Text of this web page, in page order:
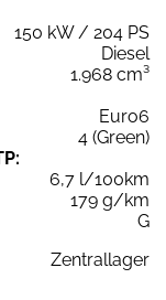
150 kW / 204 PS
Diesel
1.968 cm³
Euro6
4 (Green)
6,7 l/100km
179 g/km
G
Zentrallager